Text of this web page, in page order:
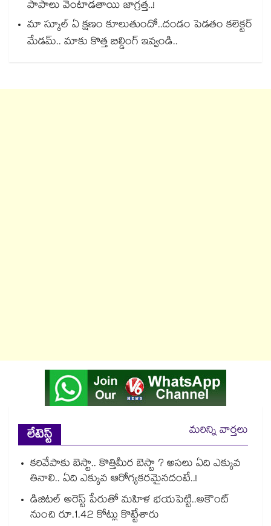
పాపాలు వెంటాడతాయి జాగ్రత్త..!
మా స్కూల్ ఏ క్షణం కూలుతుందో..దండం పెడతం కలెక్టర్
మేడమ్.. మాకు కొత్త బిల్డింగ్ ఇవ్వండి..
లేటెస్ట్
మరిన్ని వార్తలు
కరివేపాకు బెస్టా.. కొత్తిమీర బెస్టా ? అసలు ఏది ఎక్కువ
తినాలి.. ఏది ఎక్కువ ఆరోగ్యకరమైనదంటే..!
డిజిటల్ అరెస్ట్ పేరుతో మహిళ భయపెట్టి..అకౌంట్
నుంచి రూ.1.42 కోట్లు కొట్టేశారు